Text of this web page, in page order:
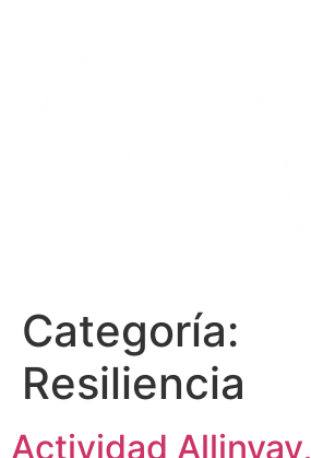
Categoría:
Resiliencia
Actividad Allinyay,